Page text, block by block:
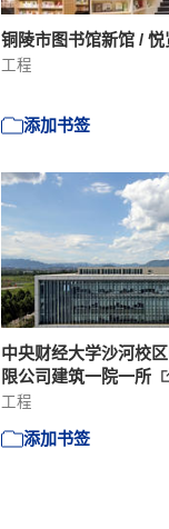
铜陵市图书馆新馆 / 悦
工程
添加书签
中央财经大学沙河校
限公司建筑一院一所
工程
添加书签